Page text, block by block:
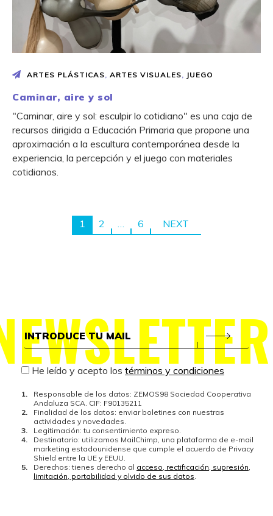
ARTES PLÁSTICAS, ARTES VISUALES, JUEGO
Caminar, aire y sol
"Caminar, aire y sol: esculpir lo cotidiano" es una caja de
recursos dirigida a Educación Primaria que propone una
aproximación a la escultura contemporánea desde la
experiencia, la percepción y el juego con materiales
cotidianos.
1 2 … 6 NEXT
He leído y acepto los términos y condiciones
Responsable de los datos: ZEMOS98 Sociedad Cooperativa
Andaluza SCA. CIF: F90135211
Finalidad de los datos: enviar boletines con nuestras
actividades y novedades.
Legitimación: tu consentimiento expreso.
Destinatario: utilizamos MailChimp, una plataforma de e-mail
marketing estadounidense que cumple el acuerdo de Privacy
Shield entre la UE y EEUU.
Derechos: tienes derecho al acceso, rectificación, supresión,
limitación, portabilidad y olvido de sus datos